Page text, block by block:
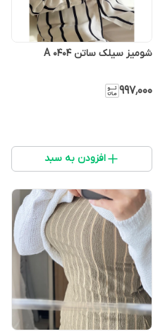
شومیز سیلک ساتن A 0404
۹۹۷٬۰۰۰
افزودن به سبد